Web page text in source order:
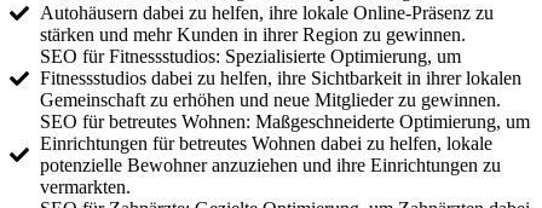
Autohäusern dabei zu helfen, ihre lokale Online-Präsenz zu
stärken und mehr Kunden in ihrer Region zu gewinnen.
SEO für Fitnessstudios: Spezialisierte Optimierung, um
Fitnessstudios dabei zu helfen, ihre Sichtbarkeit in ihrer lokalen
Gemeinschaft zu erhöhen und neue Mitglieder zu gewinnen.
SEO für betreutes Wohnen: Maßgeschneiderte Optimierung, um
Einrichtungen für betreutes Wohnen dabei zu helfen, lokale
potenzielle Bewohner anzuziehen und ihre Einrichtungen zu
vermarkten.